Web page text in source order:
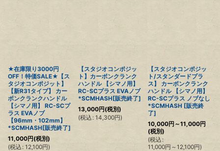
★在庫限り3000円
OFF！特価SALE★【ス
タジオコンポジット】
【新R31タイプ】 カー
ボンクランクハンドル
【シマノ用】 RC-SCプ
ラス EVAノブ
【96mm・102mm】
*SCMHASH[販売終了]
11,000円(税別)
(税込 : 12,100円)
【スタジオコンポジッ
ト】カーボンクランク
ハンドル 【シマノ用】
RC-SCプラス EVAノブ
*SCMHASH[販売終了]
13,000円(税別)
(税込 : 14,300円)
【スタジオコンポジッ
ト/スタンダードプラ
ス】 カーボンクランク
ハンドル 【シマノ用】
RC-SCプラス ノブなし
*SCMHASH [販売終
了]
10,000円 ～11,000円
(税別)
(税込 :
11,000円 ～12,100円)